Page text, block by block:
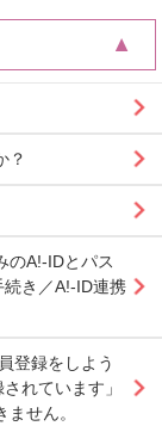
？
のA!-IDとパス
き／A!-ID連携
登録をしよう
れています」
せん。